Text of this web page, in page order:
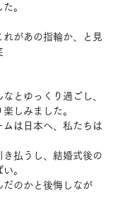
。
れがあの指輪か、と見
とゆっくり過ごし、
しみました。
は日本へ、私たちは
払うし、結婚式後の
。
だのかと後悔しなが